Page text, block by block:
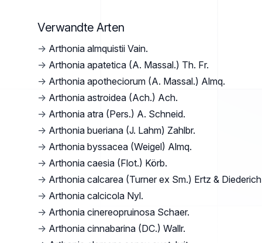
Verwandte Arten
→ Arthonia almquistii Vain.
→ Arthonia apatetica (A. Massal.) Th. Fr.
→ Arthonia apotheciorum (A. Massal.) Almq.
→ Arthonia astroidea (Ach.) Ach.
→ Arthonia atra (Pers.) A. Schneid.
→ Arthonia bueriana (J. Lahm) Zahlbr.
→ Arthonia byssacea (Weigel) Almq.
→ Arthonia caesia (Flot.) Körb.
→ Arthonia calcarea (Turner ex Sm.) Ertz & Diederich
→ Arthonia calcicola Nyl.
→ Arthonia cinereopruinosa Schaer.
→ Arthonia cinnabarina (DC.) Wallr.